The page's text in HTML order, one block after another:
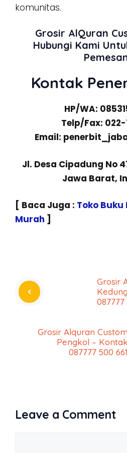
komunitas.
Grosir AlQuran
Hubungi Kami
Kontak
HP/WA:
Telp/Fax:
Email:
Jl. Desa Cipadung No
Jawa Barat,
[ Baca Juga : Toko Buku
Murah ]
Grosir
087777
Grosir Alquran Custom
Pengkol – Kontak
087777 500 661
Leave a Comment